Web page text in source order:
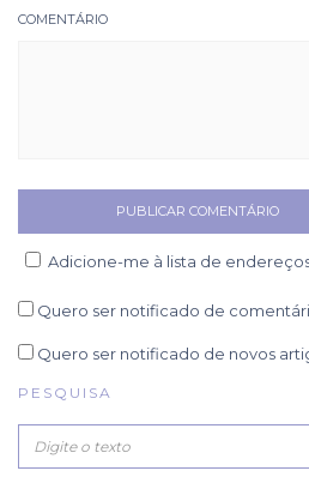
COMENTÁRIO
Adicione-me à lista de
Quero ser notificado de
Quero ser notificado de novos
PESQUISA